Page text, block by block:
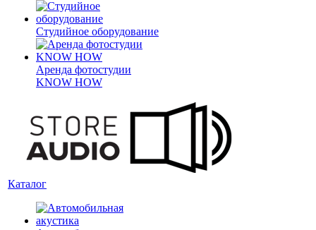
Студийное оборудование
Аренда фотостудии
KNOW HOW
Каталог